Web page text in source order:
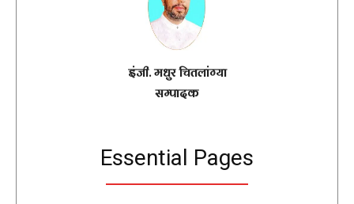
इंजी. मधुर चितलांग्या
सम्पादक
Essential Pages